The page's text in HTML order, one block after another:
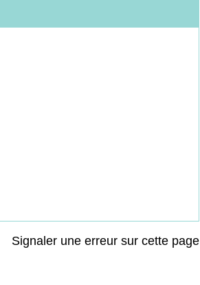
Signaler une erreur sur cette page